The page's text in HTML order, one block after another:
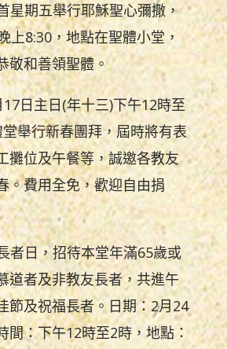
星期五舉行耶穌聖心彌撒，
上8:30，地點在聖體小堂，
敬和善領聖體。
日主日(年十三)下午12時至
舉行新春團拜，屆時將有表
攤位及午餐等，誠邀各教友
。費用全免，歡迎自由捐
者日，招待本堂年滿65歲或
道者及非教友長者，共進午
節及祝福長者。日期：2月24
間：下午12時至2時，地點：